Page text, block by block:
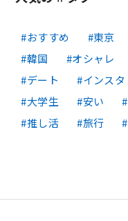
おすすめ 東京
韓国
オシャレ
デート
インスタ
大学生
安い
推し活
旅行